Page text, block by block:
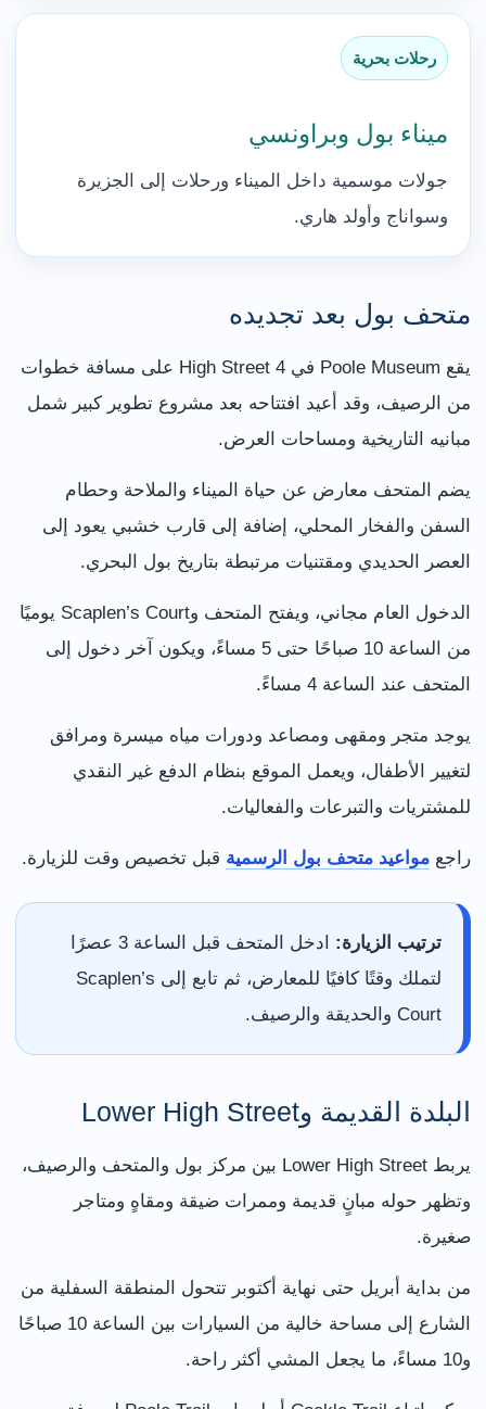
رحلات بحرية
ميناء بول وبراونسي
جولات موسمية داخل الميناء ورحلات إلى الجزيرة
وسواناج وأولد هاري.
متحف بول بعد تجديده
يقع Poole Museum في 4 High Street على مسافة خطوات
من الرصيف، وقد أعيد افتتاحه بعد مشروع تطوير كبير شمل
مبانيه التاريخية ومساحات العرض.
يضم المتحف معارض عن حياة الميناء والملاحة وحطام
السفن والفخار المحلي، إضافة إلى قارب خشبي يعود إلى
العصر الحديدي ومقتنيات مرتبطة بتاريخ بول البحري.
الدخول العام مجاني، ويفتح المتحف وScaplen’s Court يوميًا
من الساعة 10 صباحًا حتى 5 مساءً، ويكون آخر دخول إلى
المتحف عند الساعة 4 مساءً.
يوجد متجر ومقهى ومصاعد ودورات مياه ميسرة ومرافق
لتغيير الأطفال، ويعمل الموقع بنظام الدفع غير النقدي
للمشتريات والتبرعات والفعاليات.
راجع مواعيد متحف بول الرسمية قبل تخصيص وقت للزيارة.
ترتيب الزيارة:
ادخل المتحف قبل الساعة 3 عصرًا
لتملك وقتًا كافيًا للمعارض، ثم تابع إلى Scaplen’s
Court والحديقة والرصيف.
البلدة القديمة وLower High Street
يربط Lower High Street بين مركز بول والمتحف والرصيف،
وتظهر حوله مبانٍ قديمة وممرات ضيقة ومقاهٍ ومتاجر
صغيرة.
من بداية أبريل حتى نهاية أكتوبر تتحول المنطقة السفلية من
الشارع إلى مساحة خالية من السيارات بين الساعة 10 صباحًا
و10 مساءً، ما يجعل المشي أكثر راحة.